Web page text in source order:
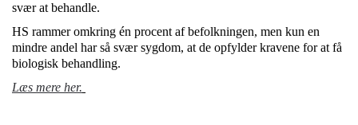
svær at behandle.
HS rammer omkring én procent af befolkningen, men kun en
mindre andel har så svær sygdom, at de opfylder kravene for at få
biologisk behandling.
Læs mere her.